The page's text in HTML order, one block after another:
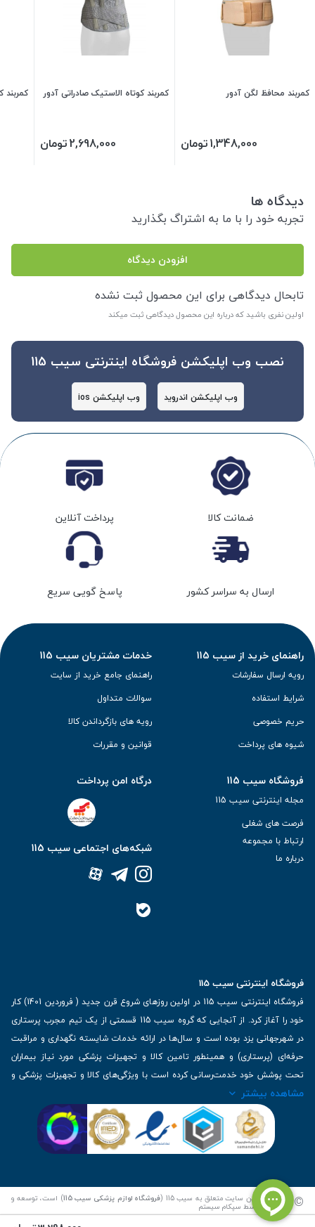
کمربند محافظ لگن آدور
1,348,000تومان
کمربند کوتاه الاستیک صادراتی آدور
2,698,000تومان
کمربند
دیدگاه ها
تجربه خود را با ما به اشتراگ بگذارید
افزودن دیدگاه
تابحال دیدگاهی برای این محصول ثبت نشده
اولین نفری باشید که درباره این محصول دیدگاهی ثبت میکند
نصب وب اپلیکشن فروشگاه اینترنتی سیب 115
وب اپلیکشن اندروید وب اپلیکشن ios
ضمانت کالا پرداخت آنلاین
ارسال به سراسر کشور پاسخ گویی سریع
راهنمای خرید از سیب 115
رویه ارسال سفارشات
شرایط استفاده
حریم خصوصی
شیوه های پرداخت
خدمات مشتریان سیب 115
راهنمای جامع خرید از سایت
سوالات متداول
رویه های بازگرداندن کالا
قوانین و مقررات
فروشگاه سیب 115
مجله اینترنتی سیب 115
فرصت های شغلی
ارتباط با مجموعه
درباره ما
درگاه امن پرداخت
شبکه‌های اجتماعی سیب 115
فروشگاه اینترنتی سیب 115
فروشگاه اینترنتی سیب 115 در اولین روزهای شروع قرن جدید ( فروردین 1401) کار
خود را آغاز کرد. از آنجایی که گروه سیب 115 قسمتی از یک تیم مجرب پرستاری
در شهرجهانی یزد بوده است و سال‌ها در ارائه خدمات شایسته نگهداری و مراقبت
حرفه‌ای (پرستاری) و همینطور تامین کالا و تجهیزات پزشکی مورد نیاز بیماران
تحت پوشش خود خدمت‌رسانی کرده است با ویژگی‌های کالا و تجهیزات پزشکی و
برترین برندهای موجود در بازار اطلاعات بسیار ارزشمندی را دارا می‌باشد
| تلفن تماس : 36333383-035 | ایمیل: Info@Sib115.com
مشاهده بیشتر
© کلیه حقوق این سایت متعلق به سیب 115 ( فروشگاه لوازم پزشکی سیب 115 ) است، توسعه و
کدنویسی توسط سپکام سیستم